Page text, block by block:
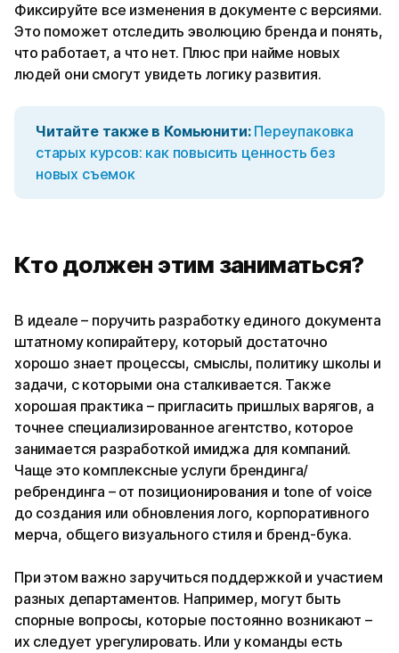
Фиксируйте все изменения в документе с версиями.
Это поможет отследить эволюцию бренда и понять,
что работает, а что нет. Плюс при найме новых
людей они смогут увидеть логику развития.
Читайте также в Комьюнити: Переупаковка
старых курсов: как повысить ценность без
новых съемок
Кто должен этим заниматься?
В идеале – поручить разработку единого документа
штатному копирайтеру, который достаточно
хорошо знает процессы, смыслы, политику школы и
задачи, с которыми она сталкивается. Также
хорошая практика – пригласить пришлых варягов, а
точнее специализированное агентство, которое
занимается разработкой имиджа для компаний.
Чаще это комплексные услуги брендинга/
ребрендинга – от позиционирования и tone of voice
до создания или обновления лого, корпоративного
мерча, общего визуального стиля и бренд-бука.
При этом важно заручиться поддержкой и участием
разных департаментов. Например, могут быть
спорные вопросы, которые постоянно возникают –
их следует урегулировать. Или у команды есть